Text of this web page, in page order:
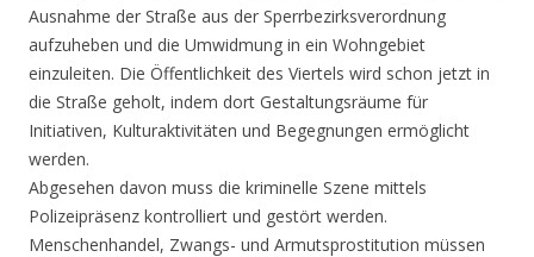
Ausnahme der Straße aus der Sperrbezirksverordnung
aufzuheben und die Umwidmung in ein Wohngebiet
einzuleiten. Die Öffentlichkeit des Viertels wird schon jetzt in
die Straße geholt, indem dort Gestaltungsräume für
Initiativen, Kulturaktivitäten und Begegnungen ermöglicht
werden.
Abgesehen davon muss die kriminelle Szene mittels
Polizeipräsenz kontrolliert und gestört werden.
Menschenhandel, Zwangs- und Armutsprostitution müssen